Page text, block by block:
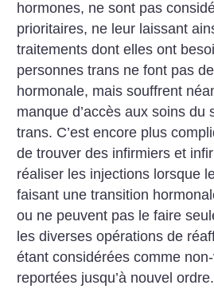
hormones, ne sont pas
prioritaires, ne leur laissant
traitements dont elles ont
personnes trans ne font pas
hormonale, mais souffrent
manque d’accès aux soins du
trans. C’est encore plus
de trouver des infirmiers et
réaliser les injections lorsque
faisant une transition
ou ne peuvent pas le faire
les diverses opérations de
étant considérées comme
reportées jusqu’à nouvel